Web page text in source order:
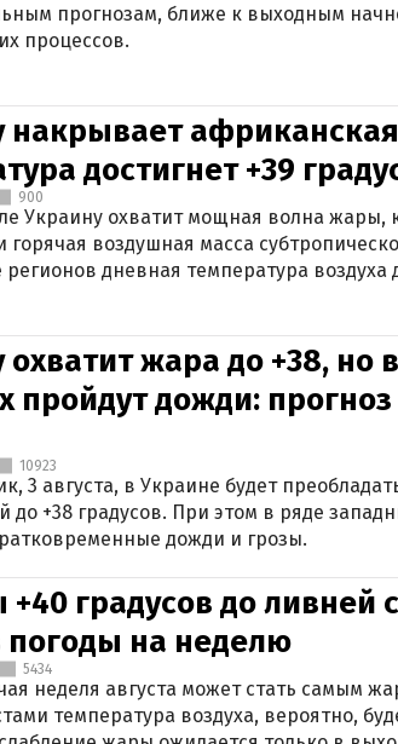
прогнозам, ближе к выходным
процессов.
накрывает
достигнет +39
900
Украину охватит мощная волна жары,
горячая воздушная масса
дневная температура воздуха
охватит жара до +38, но
пройдут дожди:
10923
3 августа, в Украине будет
до +38 градусов. При этом в ряде
дожди и грозы.
градусов до ливней
погоды на неделю
5434
неделя августа может стать самым
температура воздуха, вероятно,